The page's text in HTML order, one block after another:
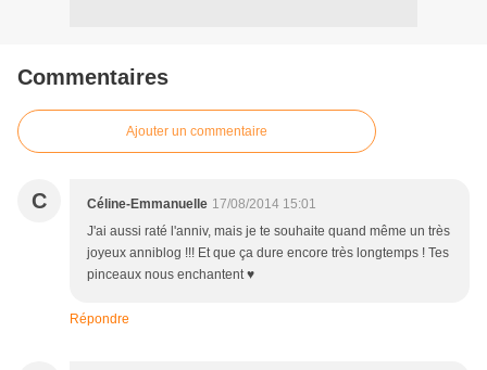
Commentaires
Ajouter un commentaire
C Céline-Emmanuelle 17/08/2014 15:01
J'ai aussi raté l'anniv, mais je te souhaite quand même un très
joyeux anniblog !!! Et que ça dure encore très longtemps ! Tes
pinceaux nous enchantent ♥
Répondre